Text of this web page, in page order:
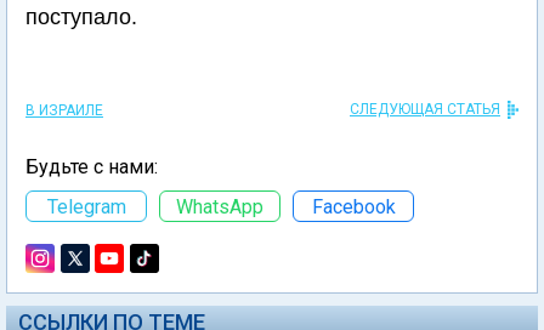
поступало.
В ИЗРАИЛЕ СЛЕДУЮЩАЯ СТАТЬЯ
Будьте с нами:
Telegram
WhatsApp Facebook
ССЫЛКИ ПО ТЕМЕ